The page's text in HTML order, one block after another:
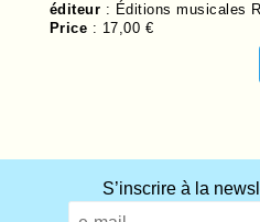
éditeur : Éditions musicales
Price : 17,00 €
S’inscrire à la